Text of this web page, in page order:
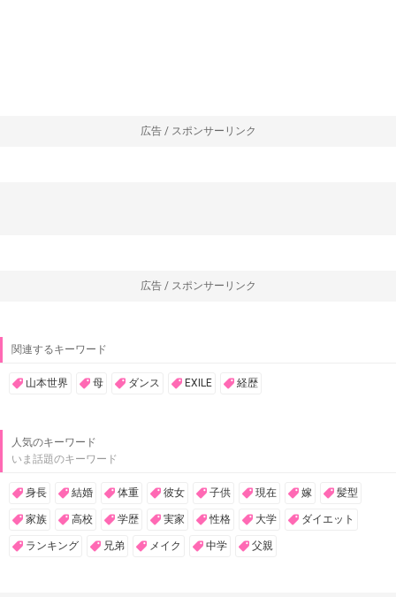
広告 / スポンサーリンク
広告 / スポンサーリンク
関連するキーワード
山本世界 母 ダンス EXILE 経歴
人気のキーワード
いま話題のキーワード
身長 結婚 体重 彼女 子供 現在 嫁 髪型
家族 高校 学歴 実家 性格 大学 ダイエット
ランキング 兄弟 メイク 中学 父親